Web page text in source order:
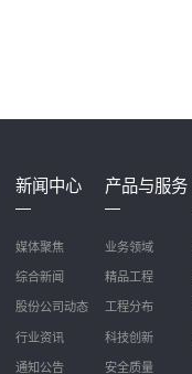
新闻中心
媒体聚焦
综合新闻
股份公司动态
行业资讯
通知公告
产品与服务
业务领域
精品工程
工程分布
科技创新
安全质量